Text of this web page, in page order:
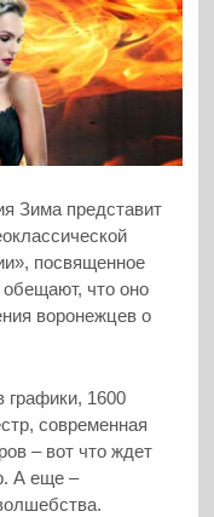
Зима представит
посвященное
что оно
воронежцев о
графики, 1600
современная
– вот что ждет
А еще –